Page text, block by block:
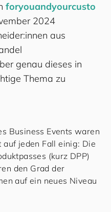
foryouandyourcusto
2024
aus
genau dieses in
Thema zu
Business Events waren
auf jeden Fall einig: Die
(kurz DPP)
den Grad der
auf ein neues Niveau